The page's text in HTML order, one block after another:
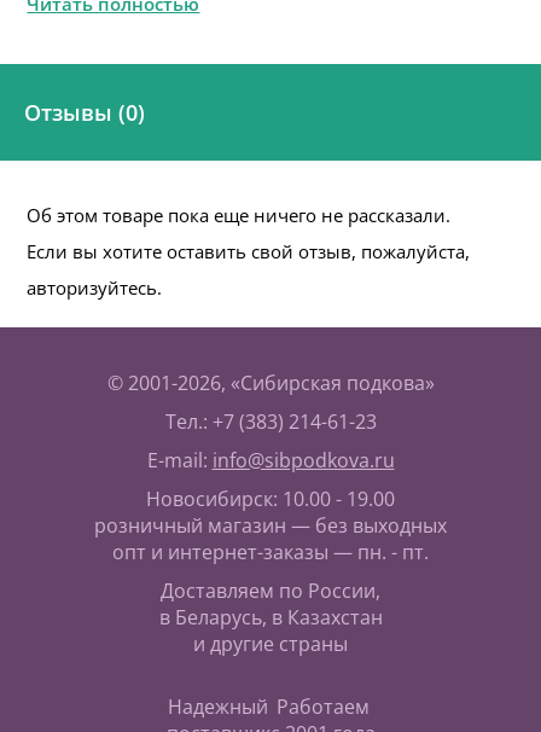
Отзывы (0)
Об этом товаре пока еще ничего не рассказали.
Если вы хотите оставить свой отзыв, пожалуйста,
авторизуйтесь.
© 2001-2026, «Сибирская подкова»
Тел.: +7 (383) 214-61-23
E-mail: info@sibpodkova.ru
Новосибирск: 10.00 - 19.00
розничный магазин — без выходных
опт и интернет-заказы — пн. - пт.
Доставляем по России,
в Беларусь, в Казахстан
и другие страны
Надежный Работаем